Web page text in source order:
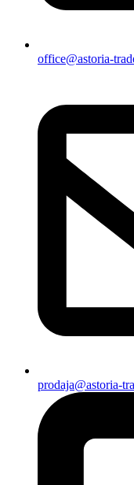
office@astoria-
prodaja@astoria-